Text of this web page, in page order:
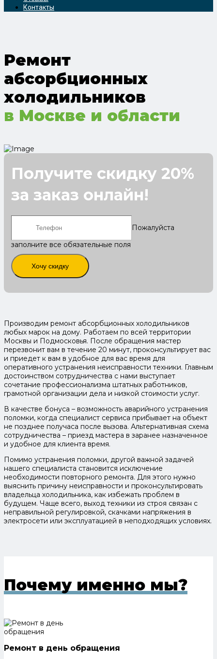
Контакты
Ремонт
абсорбционных
холодильников
в Москве и области
Получите скидку 20%
за заказ онлайн!
Пожалуйста
заполните все обязательные поля
Хочу скидку
Производим ремонт абсорбционных холодильников
любых марок на дому. Работаем по всей территории
Москвы и Подмосковья. После обращения мастер
перезвонит вам в течение 20 минут, проконсультирует вас
и приедет к вам в удобное для вас время для
оперативного устранения неисправности техники. Главным
достоинством сотрудничества с нами выступает
сочетание профессионализма штатных работников,
грамотной организации дела и низкой стоимости услуг.
В качестве бонуса – возможность аварийного устранения
поломки, когда специалист сервиса прибывает на объект
не позднее получаса после вызова. Альтернативная схема
сотрудничества – приезд мастера в заранее назначенное
и удобное для клиента время.
Помимо устранения поломки, другой важной задачей
нашего специалиста становится исключение
необходимости повторного ремонта. Для этого нужно
выяснить причину неисправности и проконсультировать
владельца холодильника, как избежать проблем в
будущем. Чаще всего, выход техники из строя связан с
неправильной регулировкой, скачками напряжения в
электросети или эксплуатацией в неподходящих условиях.
Почему именно мы?
Ремонт в день обращения